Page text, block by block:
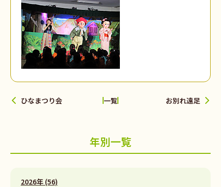
ひなまつり会 一覧 お別れ遠足
年別一覧
2026年 (56)